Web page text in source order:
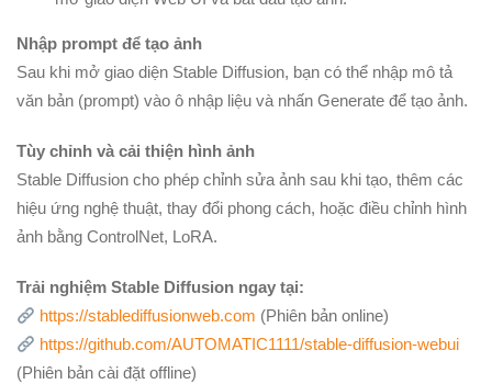
Nhập prompt để tạo ảnh
Sau khi mở giao diện Stable Diffusion, bạn có thể nhập mô tả
văn bản (prompt) vào ô nhập liệu và nhấn Generate để tạo ảnh.
Tùy chỉnh và cải thiện hình ảnh
Stable Diffusion cho phép chỉnh sửa ảnh sau khi tạo, thêm các
hiệu ứng nghệ thuật, thay đổi phong cách, hoặc điều chỉnh hình
ảnh bằng ControlNet, LoRA.
Trải nghiệm Stable Diffusion ngay tại:
https://stablediffusionweb.com (Phiên bản online)
https://github.com/AUTOMATIC1111/stable-diffusion-webui
(Phiên bản cài đặt offline)